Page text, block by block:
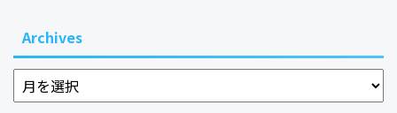
Archives